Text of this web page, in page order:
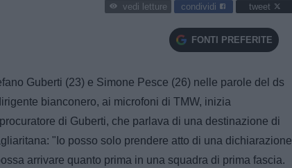
vedi letture condividi tweet
FONTI PREFERITE
Guberti (23) e Simone Pesce (26) nelle parole del ds
bianconero, ai microfoni di TMW, inizia
di Guberti, che parlava di una destinazione di
"Io posso solo prendere atto di una dichiarazione
arrivare quanto prima in una squadra di prima fascia.